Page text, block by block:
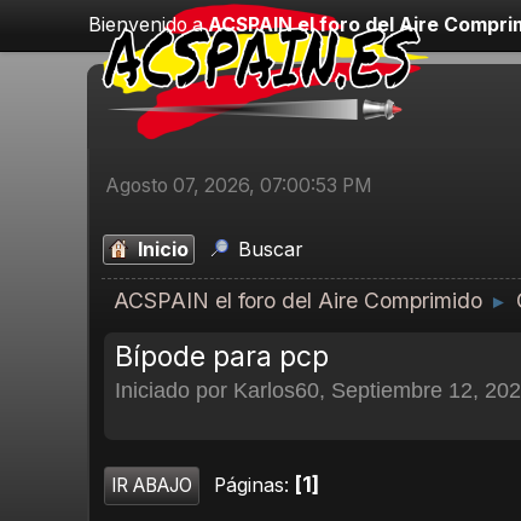
Bienvenido aACSPAIN el foro del Aire
Agosto 07, 2026, 07:00:53 PM
Inicio Buscar
ACSPAIN el foro del Aire Comprimido ►
Bípode para pcp
Iniciado por Karlos60, Septiembre 12,
IR ABAJO Páginas 1